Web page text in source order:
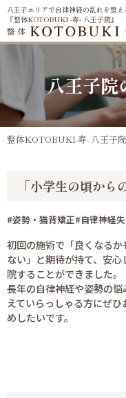
八王子エリアで自律神経の乱れを整え
『整体KOTOBUKI -寿- 八王子院』
八王子院
整体KOTOBUKI-寿- 八王子院
「小学生の頃から
#姿勢・猫背矯正#自律神経
初回の施術で「良くなるか
ない」と期待が持て、安心
院することができました。
長年の自律神経や姿勢の悩
えていらっしゃる方にぜひ
めしたいです。